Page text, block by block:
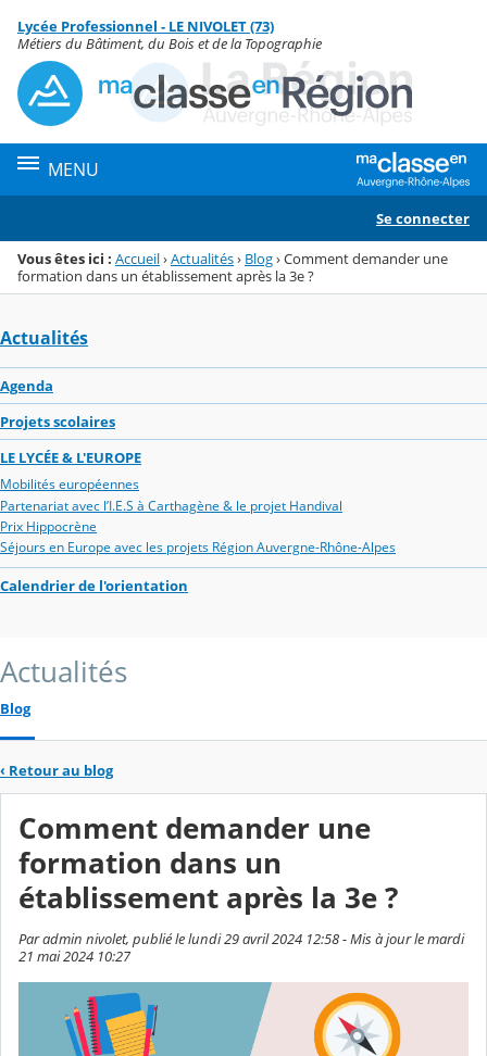
Menu de la rubrique
Contenu
Lycée Professionnel - LE NIVOLET (73)
Métiers du Bâtiment, du Bois et de la Topographie
MENU
Se connecter
Vous êtes ici : Accueil›Actualités› Blog›Comment demander une
formation dans un établissement après la 3e ?
Actualités
Agenda
Projets scolaires
LE LYCÉE & L'EUROPE
Mobilités européennes
Partenariat avec l’I.E.S à Carthagène & le projet Handival
Prix Hippocrène
Séjours en Europe avec les projets Région Auvergne-Rhône-Alpes
Calendrier de l'orientation
Actualités
Blog
‹ Retour au blog
Comment demander une
formation dans un
établissement après la 3e ?
Par admin nivolet, publié le lundi 29 avril 2024 12:58 - Mis à jour le mardi
21 mai 2024 10:27